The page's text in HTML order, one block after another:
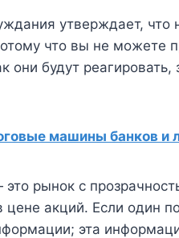
утверждает,
что вы не можете
они будут
машины банков и
рынок с
акций. Если один
эта